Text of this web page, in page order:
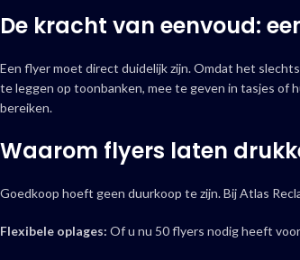
De kracht van eenvoud:
Een flyer moet direct duidelijk zijn. Omdat het
te leggen op toonbanken, mee te geven in tasjes of
bereiken.
Waarom flyers laten
Goedkoop hoeft geen duurkoop te zijn. Bij Atlas
Flexibele oplages: Of u nu 50 flyers nodig heeft